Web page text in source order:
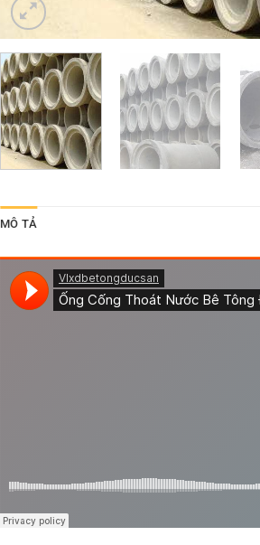
MÔ TẢ